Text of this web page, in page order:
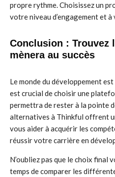
propre rythme. Choisissez un
votre niveau d’engagement et
Conclusion : Trouvez
mènera au succès
Le monde du développement
est crucial de choisir une
permettra de rester à la pointe
alternatives à Thinkful offrent
vous aider à acquérir les
réussir votre carrière en
N’oubliez pas que le choix final
temps de comparer les